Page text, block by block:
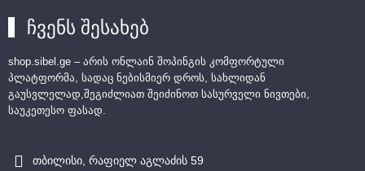
ჩვენს შესახებ
shop.sibel.ge – არის ონლაინ შოპინგის კომფორტული
პლატფორმა, სადაც ნებისმიერ დროს, სახლიდან
გაუსვლელად,შეგიძლიათ შეიძინოთ სასურველი ნივთები,
საუკეთესო ფასად.
თბილისი, რაფიელ აგლაძის 59